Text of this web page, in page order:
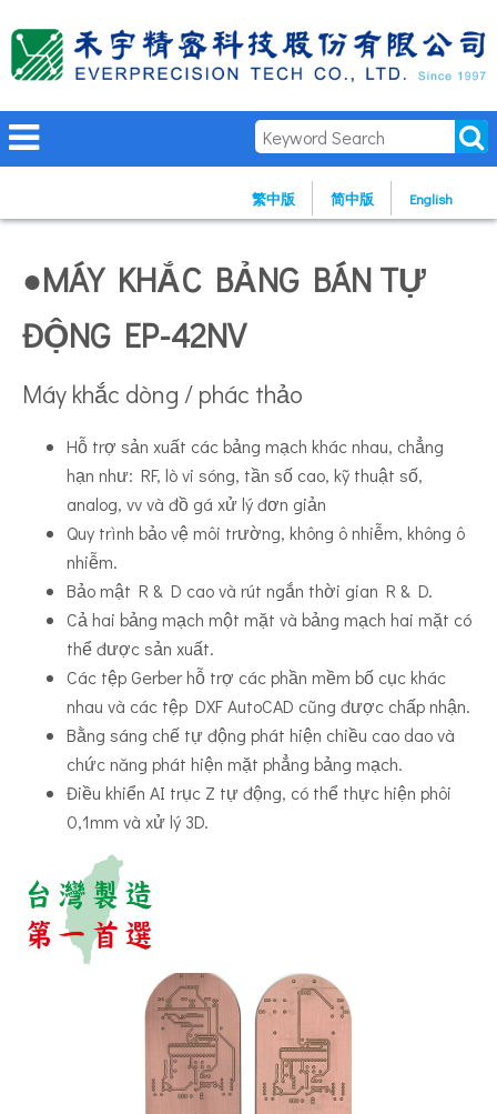
繁中版 简中版 English
●MÁY KHẮC BẢNG BÁN TỰ
ĐỘNG EP-42NV
Máy khắc dòng / phác thảo
Hỗ trợ sản xuất các bảng mạch khác nhau, chẳng
hạn như: RF, lò vi sóng, tần số cao, kỹ thuật số,
analog, vv và đồ gá xử lý đơn giản
Quy trình bảo vệ môi trường, không ô nhiễm, không ô
nhiễm.
Bảo mật R & D cao và rút ngắn thời gian R & D.
Cả hai bảng mạch một mặt và bảng mạch hai mặt có
thể được sản xuất.
Các tệp Gerber hỗ trợ các phần mềm bố cục khác
nhau và các tệp DXF AutoCAD cũng được chấp nhận.
Bằng sáng chế tự động phát hiện chiều cao dao và
chức năng phát hiện mặt phẳng bảng mạch.
Điều khiển AI trục Z tự động, có thể thực hiện phôi
0,1mm và xử lý 3D.